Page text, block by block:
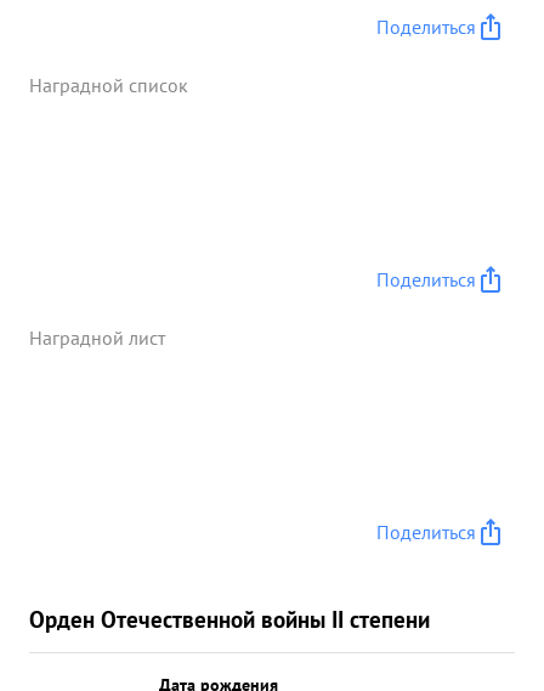
Поделиться
Наградной список
Поделиться
Наградной лист
Поделиться
Орден Отечественной войны II степени
Дата рождения